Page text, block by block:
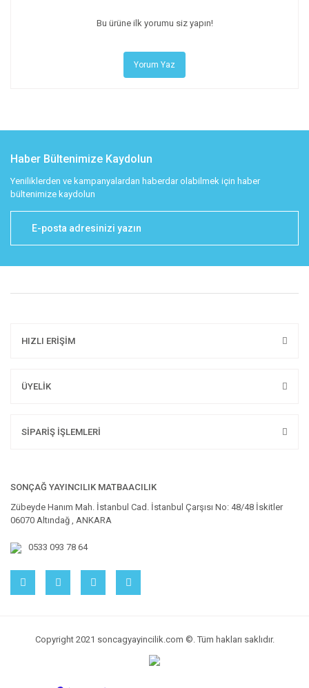
Bu ürüne ilk yorumu siz yapın!
Yorum Yaz
Haber Bültenimize Kaydolun
Yeniliklerden ve kampanyalardan haberdar olabilmek için haber
bültenimize kaydolun
HIZLI ERİŞİM
ÜYELİK
SİPARİŞ İŞLEMLERİ
SONÇAĞ YAYINCILIK MATBAACILIK
Zübeyde Hanım Mah. İstanbul Cad. İstanbul Çarşısı No: 48/48 İskitler
06070 Altındağ , ANKARA
0533 093 78 64
Copyright 2021 soncagyayincilik.com ©. Tüm hakları saklıdır.